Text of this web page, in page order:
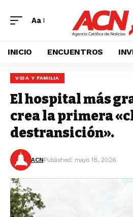
Aa
INICIO ENCUENTROS
VIDA Y FAMILIA
El hospital más
crea la primera
destransición».
ACNPublished: mayo 18, 2026